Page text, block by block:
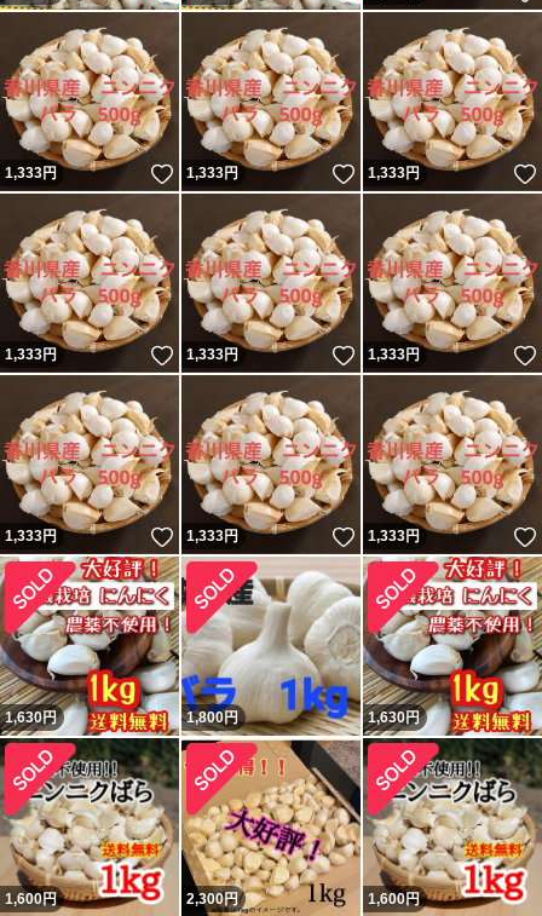
1,333円 いいね！
1,333円 いいね！
1,333円
1,333円 いいね！
1,333円 いいね！
1,333円
1,333円 いいね！
1,333円 いいね！
1,333円
1,630円 1,800円 1,630円
1,600円 2,300円 1,600円